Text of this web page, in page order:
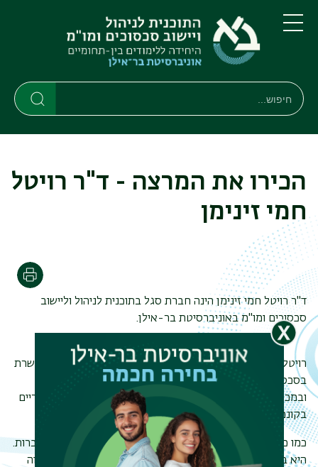
לתוכן
העיקרי
לתפריט
ניווט
ראשי
תפריט
חיפוש
חיפוש
הכירו את המרצה - ד"ר רויטל
חמי זינימן
ד"ר רויטל חמי זינימן הינה חברת סגל בתוכנית לניהול וליישוב
סכסוכים ומו"מ באוניברסיטת בר-אילן.
רויטל מגשרת ומדריכה בכירה למיומנויות משא ומתן וגישור, מגשרת
בסכסוכים אזרחיים ובדיני עבודה וכן מנחה סדנאות בארגונים
ובמכללות בנושאים שונים, כגון: פתרון קונפליקטים, כלים גישוריים
בקונפליקטים רב-תרבותיים, משא ומתן וגישור.
כמו כן, רויטל מובילה תהליכים של בניית הסכמות בקהילה ובחברות.
היא בוגרת של התוכנית "גוונים באקדמיה", זכתה בפרס "התקווה